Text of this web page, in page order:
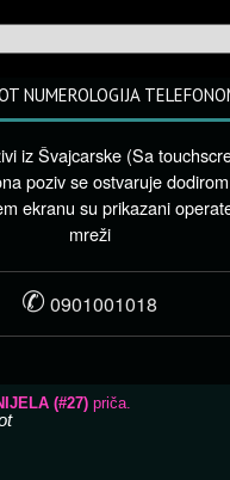
NUMEROLOGIJA
iz Švajcarske (Sa
poziv se ostvaruje
ekranu su prikazani
mreži
✆ 0901001018